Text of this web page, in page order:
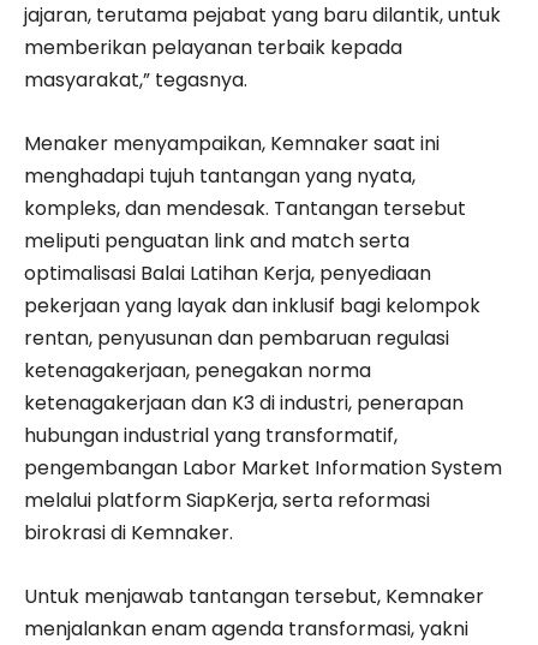
jajaran, terutama pejabat yang baru dilantik, untuk
memberikan pelayanan terbaik kepada
masyarakat,” tegasnya.
Menaker menyampaikan, Kemnaker saat ini
menghadapi tujuh tantangan yang nyata,
kompleks, dan mendesak. Tantangan tersebut
meliputi penguatan link and match serta
optimalisasi Balai Latihan Kerja, penyediaan
pekerjaan yang layak dan inklusif bagi kelompok
rentan, penyusunan dan pembaruan regulasi
ketenagakerjaan, penegakan norma
ketenagakerjaan dan K3 di industri, penerapan
hubungan industrial yang transformatif,
pengembangan Labor Market Information System
melalui platform SiapKerja, serta reformasi
birokrasi di Kemnaker.
Untuk menjawab tantangan tersebut, Kemnaker
menjalankan enam agenda transformasi, yakni